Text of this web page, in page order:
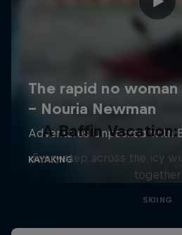
A Baffin
Every step across the icy
together
SKIING